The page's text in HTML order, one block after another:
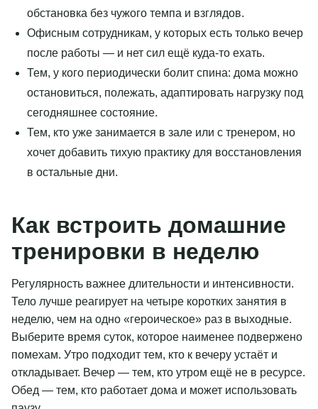
обстановка без чужого темпа и взглядов.
Офисным сотрудникам, у которых есть только вечер
после работы — и нет сил ещё куда-то ехать.
Тем, у кого периодически болит спина: дома можно
остановиться, полежать, адаптировать нагрузку под
сегодняшнее состояние.
Тем, кто уже занимается в зале или с тренером, но
хочет добавить тихую практику для восстановления
в остальные дни.
Как встроить домашние
тренировки в неделю
Регулярность важнее длительности и интенсивности.
Тело лучше реагирует на четыре коротких занятия в
неделю, чем на одно «героическое» раз в выходные.
Выберите время суток, которое наименее подвержено
помехам. Утро подходит тем, кто к вечеру устаёт и
откладывает. Вечер — тем, кто утром ещё не в ресурсе.
Обед — тем, кто работает дома и может использовать